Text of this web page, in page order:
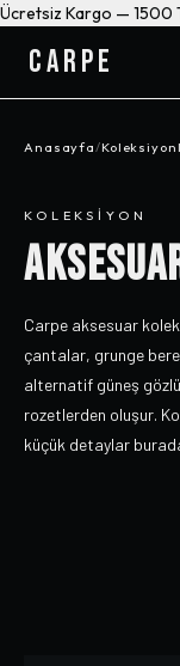
Ücretsiz Kargo — 1500
CARPE
Anasayfa/
KOLEKSIYON
Carpe aksesuar
çantalar, grunge
alternatif güneş
rozetlerden oluşur.
küçük detaylar